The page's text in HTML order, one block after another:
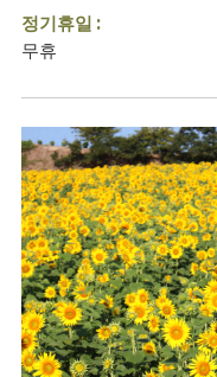
정기휴일 :
무휴